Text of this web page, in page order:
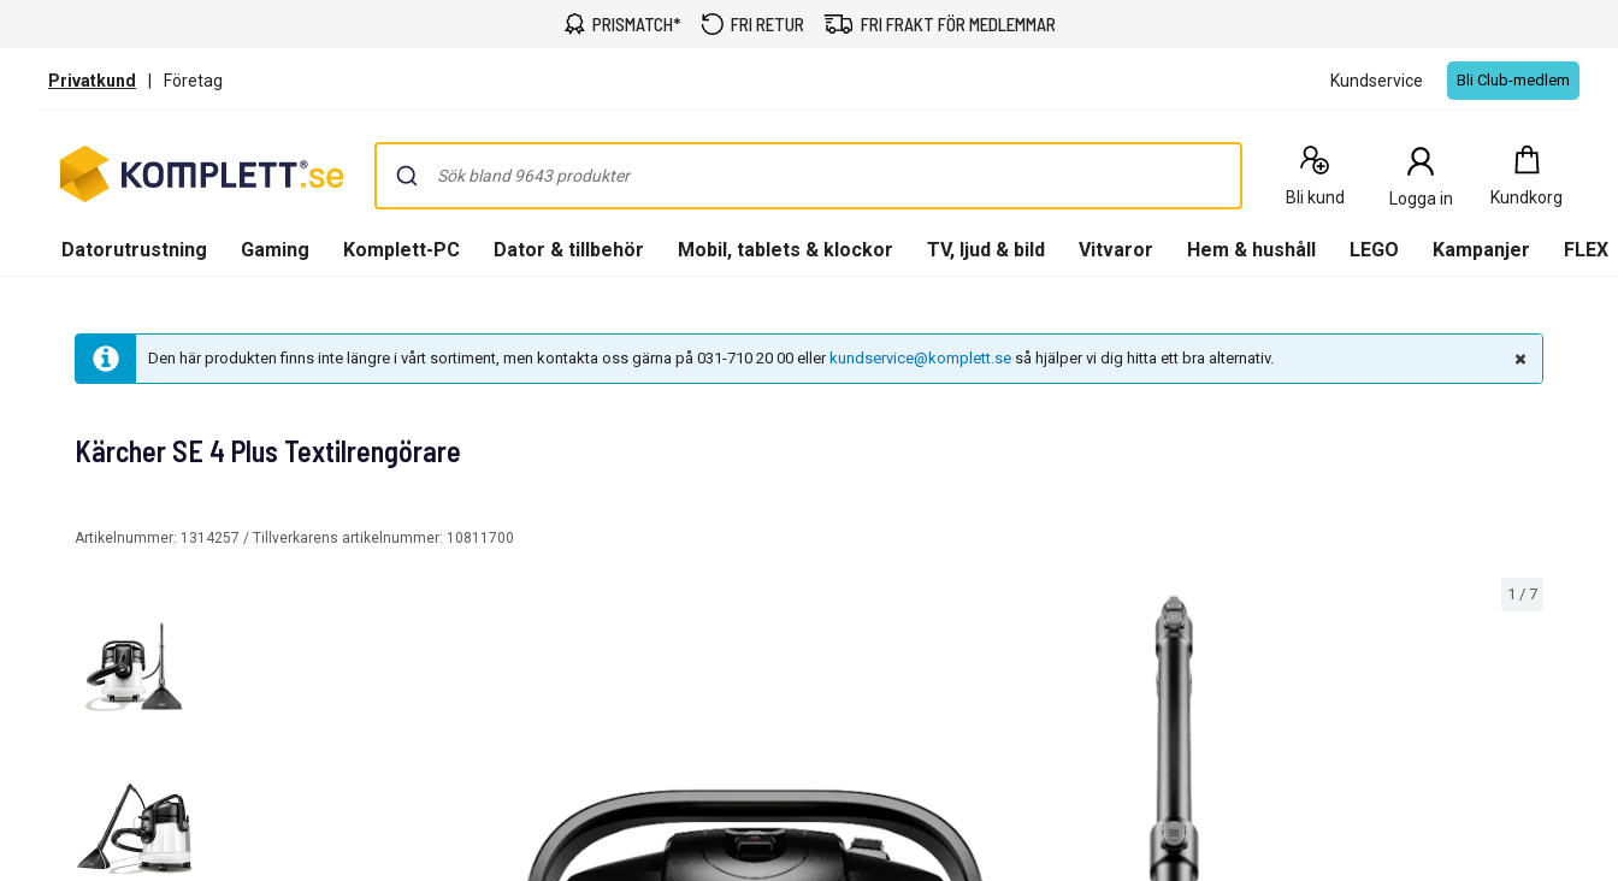
PRISMATCH* FRI RETUR FRI FRAKT FÖR MEDLEMMAR
Privatkund | Företag Kundservice Bli Club-medlem
Bli kund Logga in Kundkorg
Kundkorg
0
Produkter
Datorutrustning Gaming Komplett-PC Dator & tillbehör Mobil, tablets & klockor TV, ljud & bild Vitvaror Hem & hushåll LEGO Kampanjer FLEX
Den här produkten finns inte längre i vårt sortiment, men kontakta oss gärna på 031-710 20 00 eller kundservice@komplett.se så hjälper vi dig hitta ett bra alternativ.
1 / 7
Kärcher SE 4 Plus Textilrengörare
Artikelnummer: 1314257 / Tillverkarens artikelnummer: 10811700